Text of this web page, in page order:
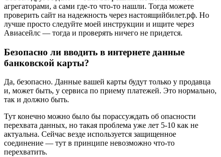
агрегаторами, а сами где-то что-то нашли. Тогда можете
проверить сайт на надежность через настоящийбилет.рф. Но
лучше просто следуйте моей инструкции и ищите через
Авиасейлс — тогда и проверять ничего не придется.
Безопасно ли вводить в интернете данные
банковской карты?
Да, безопасно. Данные вашей карты будут только у продавца
и, может быть, у сервиса по приему платежей. Это нормально,
так и должно быть.
Тут конечно можно было бы порассуждать об опасности
перехвата данных, но такая проблема уже лет 5-10 как не
актуальна. Сейчас везде используется защищенное
соединение — тут в принципе невозможно что-то
перехватить.